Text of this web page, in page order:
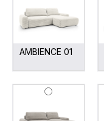
AMBIENCE 01